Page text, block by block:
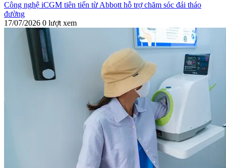
Công nghệ iCGM tiên tiến từ Abbott hỗ trợ chăm sóc đái tháo
đường
17/07/2026 0 lượt xem